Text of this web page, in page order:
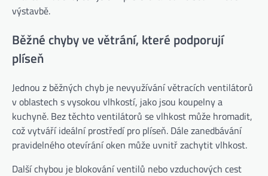
výstavbě.
Běžné chyby ve větrání, které podporují
plíseň
Jednou z běžných chyb je nevyužívání větracích ventilátorů
v oblastech s vysokou vlhkostí, jako jsou koupelny a
kuchyně. Bez těchto ventilátorů se vlhkost může hromadit,
což vytváří ideální prostředí pro plíseň. Dále zanedbávání
pravidelného otevírání oken může uvnitř zachytit vlhkost.
Další chybou je blokování ventilů nebo vzduchových cest